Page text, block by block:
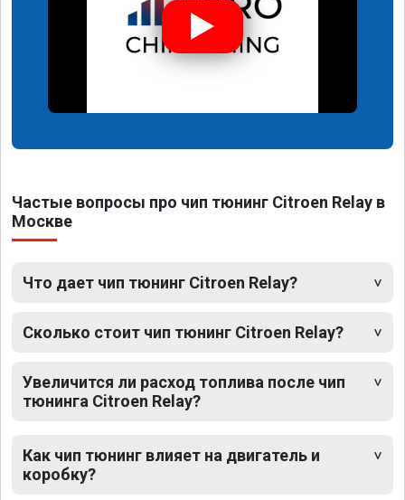
Частые вопросы про чип тюнинг Citroen Relay в
Москве
Что дает чип тюнинг Citroen Relay?
Сколько стоит чип тюнинг Citroen Relay?
Увеличится ли расход топлива после чип
тюнинга Citroen Relay?
Как чип тюнинг влияет на двигатель и
коробку?